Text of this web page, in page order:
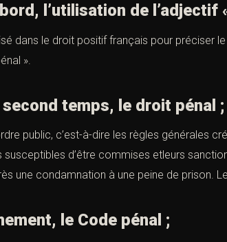
l’utilisation de l’adjectif
dans le droit positif français pour préciser
».
temps, le droit pénal ;
public, c’est-à-dire les règles générales
d’être commises etleurs
une condamnation à une peine de prison.
le Code pénal ;